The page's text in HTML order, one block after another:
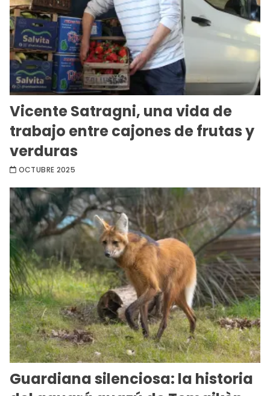
Vicente Satragni, una vida de
trabajo entre cajones de frutas y
verduras
OCTUBRE 2025
Guardiana silenciosa: la historia